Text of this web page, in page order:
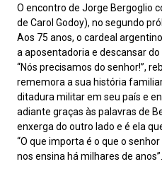
O encontro de Jorge Bergoglio
de Carol Godoy), no segundo
Aos 75 anos, o cardeal
a aposentadoria e descansar
“Nós precisamos do senhor!”,
rememora a sua história
ditadura militar em seu país e
adiante graças às palavras de
enxerga do outro lado e é ela
“O que importa é o que o
nos ensina há milhares de anos”.